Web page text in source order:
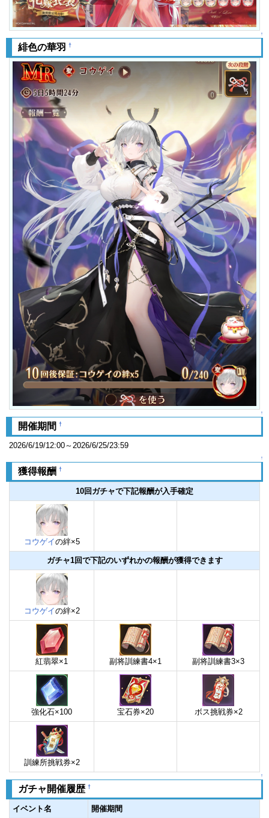
↑
緋色の華羽 †
↑
開催期間 †
2026/6/19/12:00～2026/6/25/23:59
↑
獲得報酬 †
10回ガチャで下記報酬が入手確定
コウゲイの絆×5
ガチャ1回で下記のいずれかの報酬が獲得できます
コウゲイの絆×2
紅翡翠×1 副将訓練書4×1 副将訓練書3×3
強化石×100 宝石券×20 ボス挑戦券×2
訓練所挑戦券×2
↑
ガチャ開催履歴 †
イベント名 開催期間